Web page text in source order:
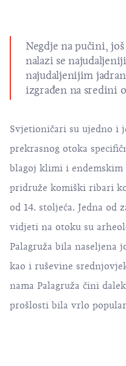
Negdje na pučini,
nalazi se
najudaljenijim
izgrađen na sredini
Svjetioničari su ujedno i
prekrasnog otoka
blagoj klimi i endemskim
pridruže komiški ribari
od 14. stoljeća. Jedna od
vidjeti na otoku su
Palagruža bila naseljena
kao i ruševine
nama Palagruža čini
prošlosti bila vrlo